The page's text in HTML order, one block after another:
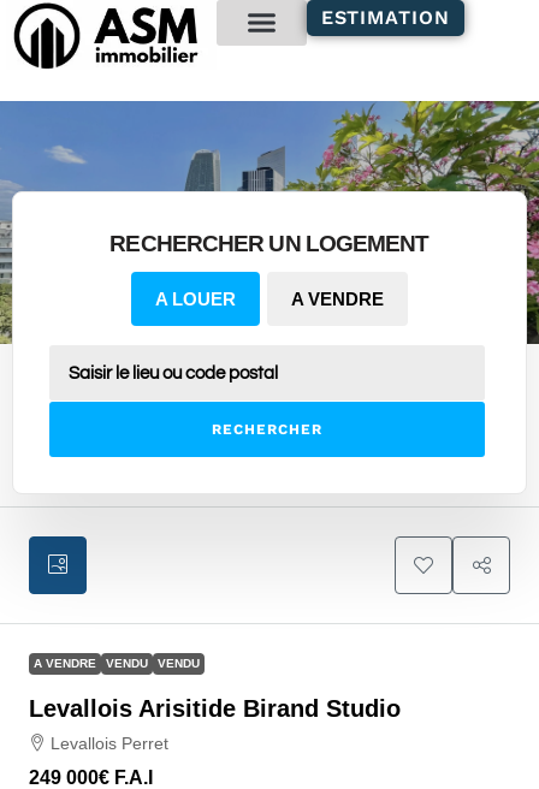
principal
ESTIMATION
RECHERCHER UN LOGEMENT
A LOUER A VENDRE
RECHERCHER
A VENDRE VENDU VENDU
Levallois Arisitide Birand Studio
Levallois Perret
249 000€ F.A.I